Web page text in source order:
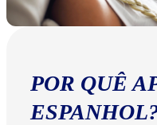
POR QUÊ